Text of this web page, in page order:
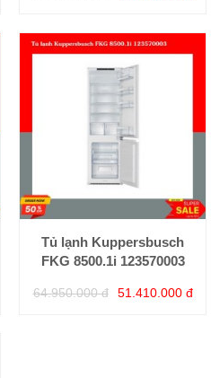
Tủ lạnh Kuppersbusch
FKG 8500.1i 123570003
64.950.000 đ 51.410.000 đ